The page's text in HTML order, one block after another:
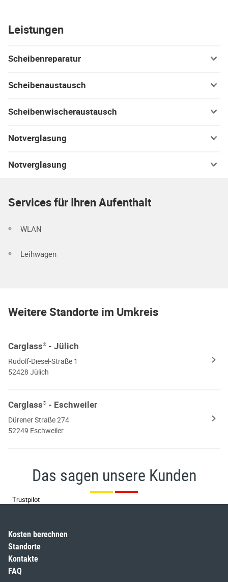
Leistungen
Scheibenreparatur
Scheibenaustausch
Scheibenwischeraustausch
Notverglasung
Notverglasung
Services für Ihren Aufenthalt
WLAN
Leihwagen
Weitere Standorte im Umkreis
Carglass® - Jülich
Rudolf-Diesel-Straße 1
52428 Jülich
Carglass® - Eschweiler
Dürener Straße 274
52249 Eschweiler
Das sagen unsere Kunden
Trustpilot
Kosten berechnen
Standorte
Kontakte
FAQ